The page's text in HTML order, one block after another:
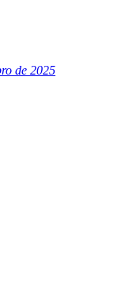
de 2025